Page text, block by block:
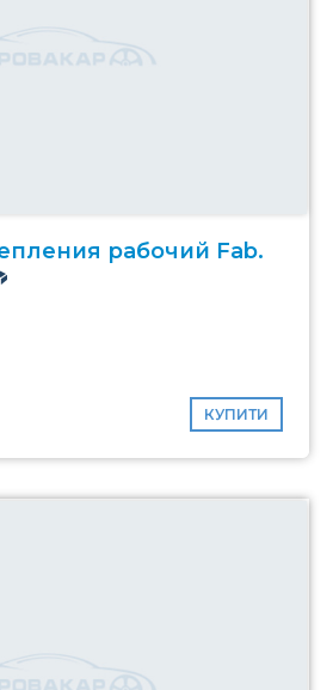
рабочий Fab.
КУПИТИ